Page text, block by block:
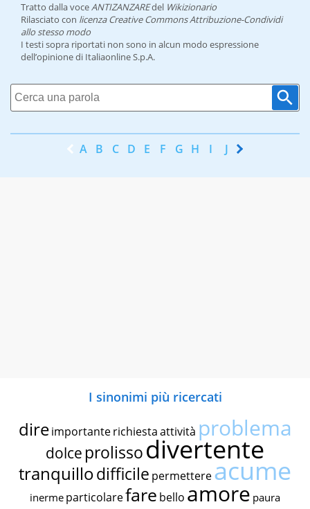
Tratto dalla voceANTIZANZAREdel Wikizionario
Rilasciato con licenza Creative Commons Attribuzione-Condividi
allo stesso modo
I testi sopra riportati non sono in alcun modo espressione
dell’opinione di Italiaonline S.p.A.
A B C D E F G H I J K
I sinonimi più ricercati
dire importante richiestaattività problema
dolce prolissodivertente
tranquillodifficile permettereacume
inerme particolarefare bello amore paura